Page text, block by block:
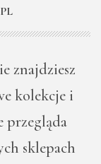
znajdziesz
kolekcje i
przegląda
sklepach